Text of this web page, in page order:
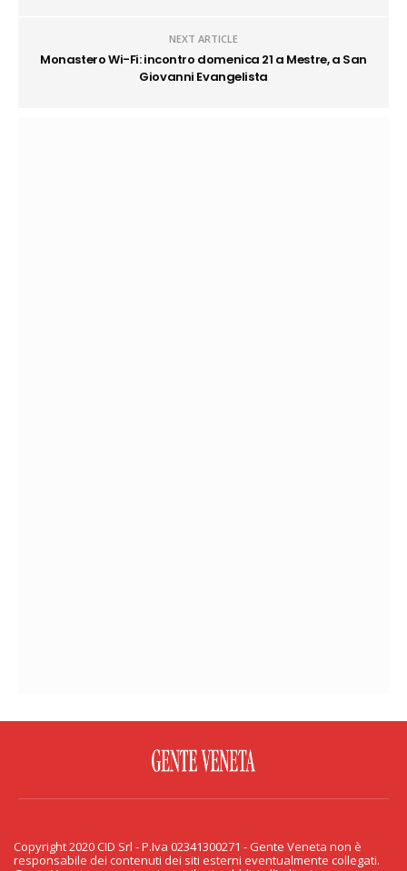
NEXT ARTICLE
Monastero Wi-Fi: incontro domenica 21 a Mestre, a San
Giovanni Evangelista
PRIVACY & COOKIE
Copyright 2020 CID Srl - P.Iva 02341300271 - Gente Veneta non è
responsabile dei contenuti dei siti esterni eventualmente collegati.